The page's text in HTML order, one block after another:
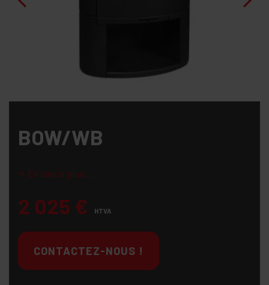
BOW/WB
En savoir plus ...
2 025 € HTVA
CONTACTEZ-NOUS !